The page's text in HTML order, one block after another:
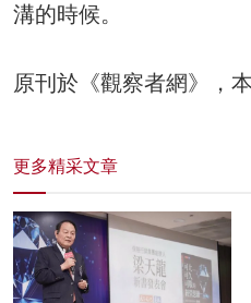
溝的時候。
原刊於《觀察者網》，
更多精采文章